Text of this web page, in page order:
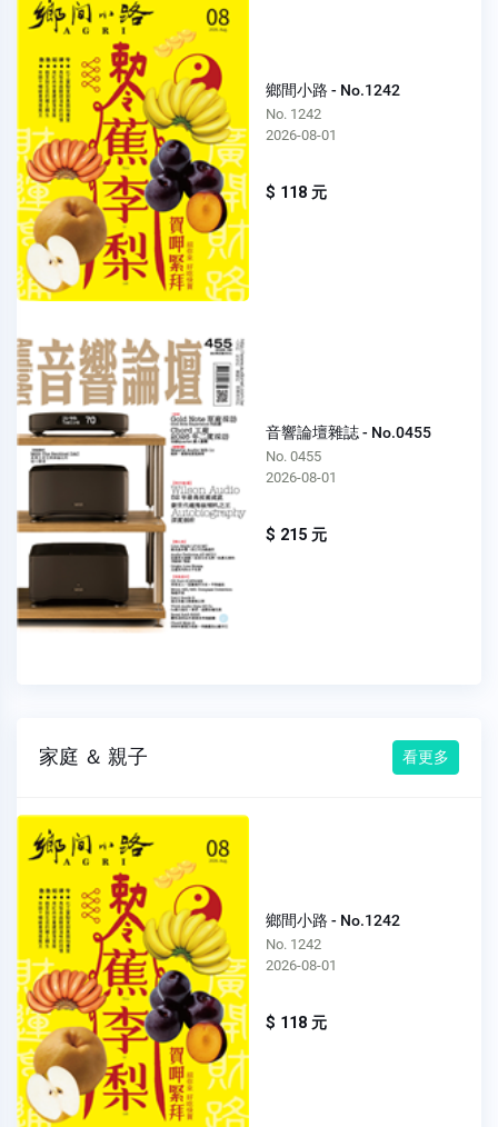
鄉間小路 - No.1242
No. 1242
2026-08-01
$ 118 元
音響論壇雜誌 - No.0455
No. 0455
2026-08-01
$ 215 元
家庭 ＆ 親子 看更多
鄉間小路 - No.1242
No. 1242
2026-08-01
$ 118 元